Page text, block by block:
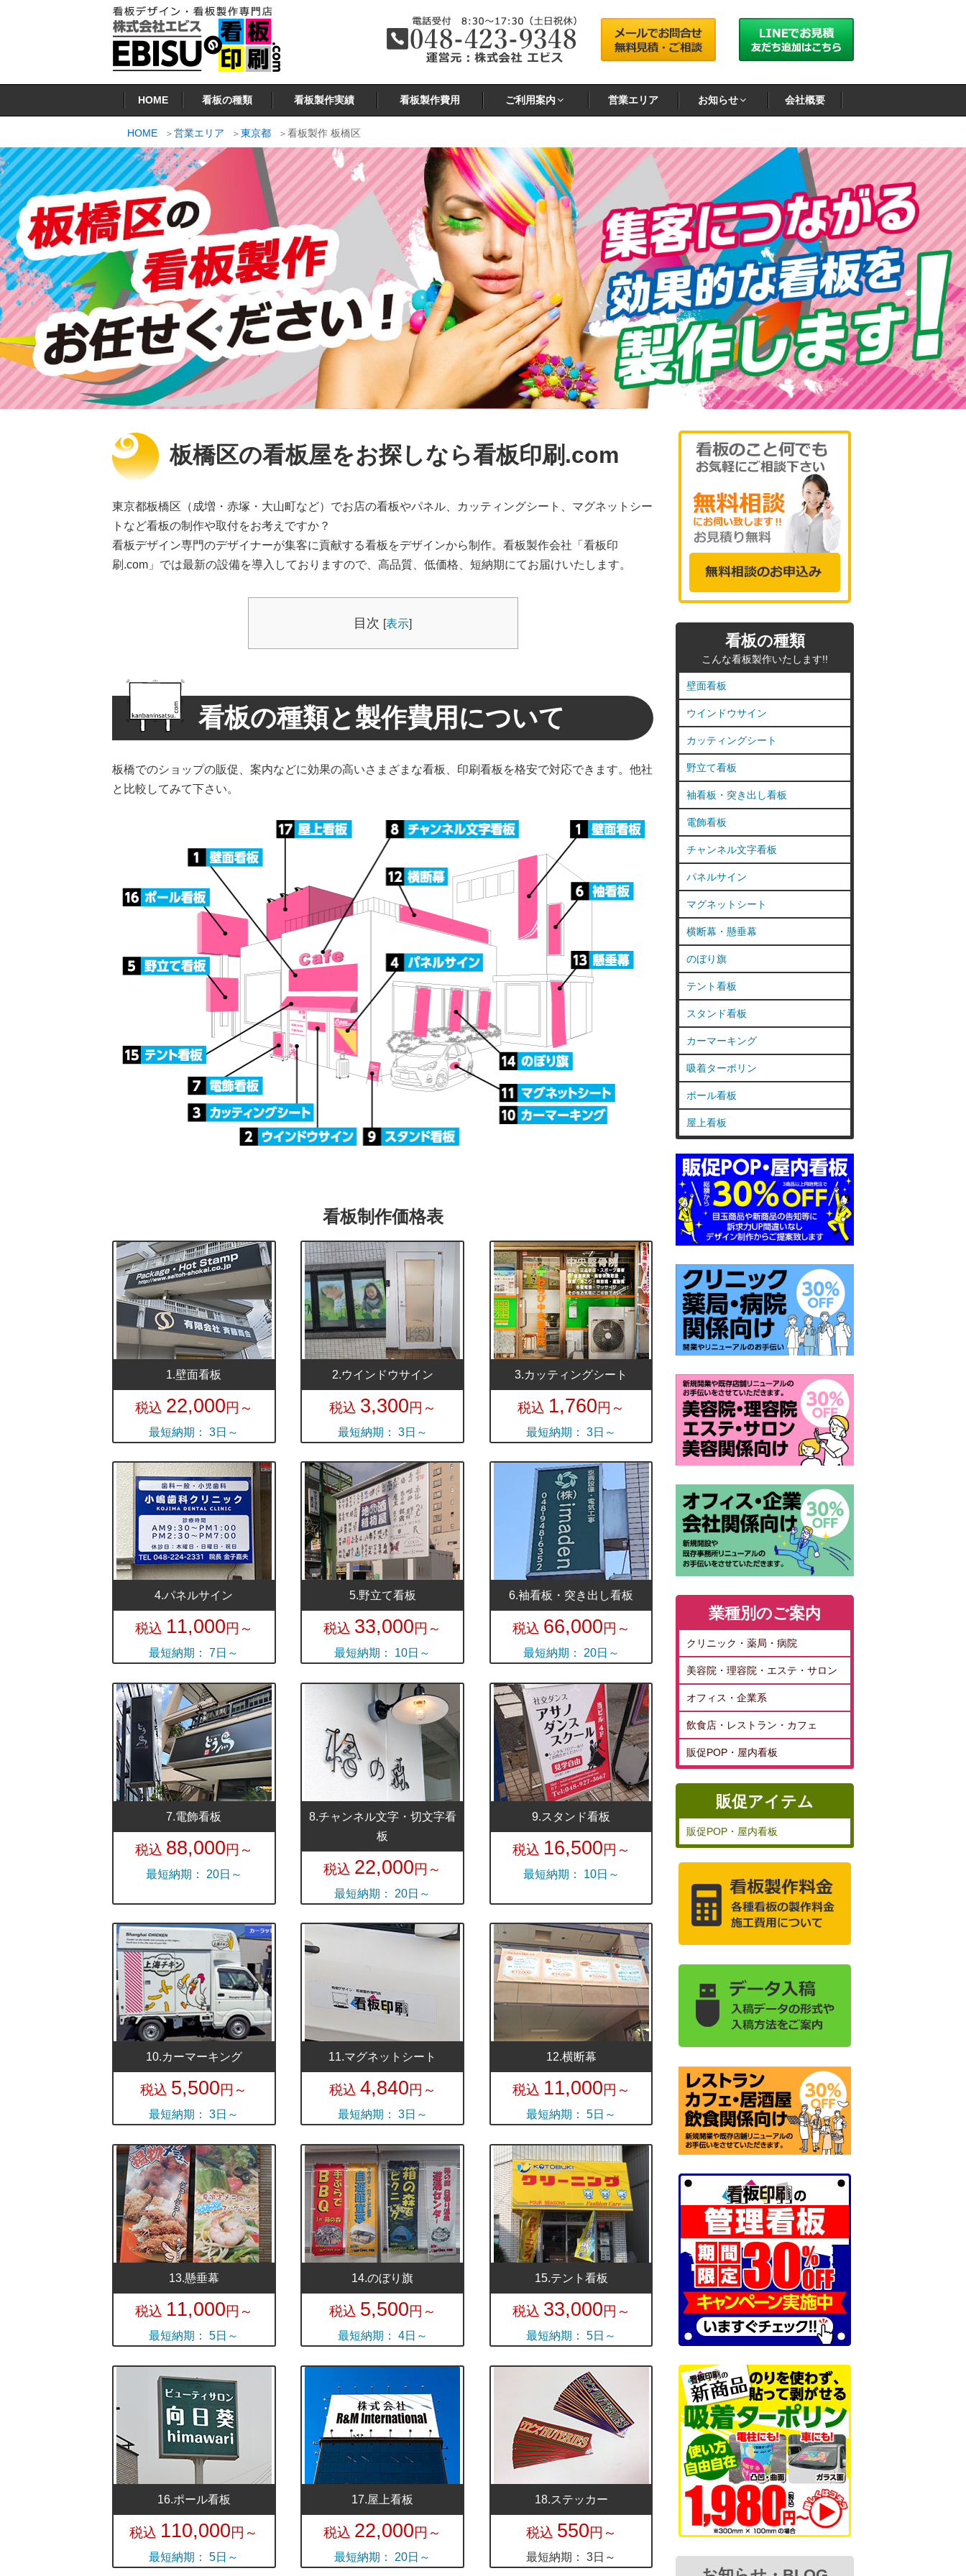
ツ
キ
ッ
プ
看板印刷.COM
HOME 看板の種類 看板製作実績 看板製作費用 ご利用案内 営業エリア お知らせ 会社概要
HOME 営業エリア 東京都 看板製作 板橋区
板橋区の看板屋をお探しなら看板印刷.com
東京都板橋区（成増・赤塚・大山町など）でお店の看板やパネル、カッティングシート、マグネットシー
トなど看板の制作や取付をお考えですか？
看板デザイン専門のデザイナーが集客に貢献する看板をデザインから制作。看板製作会社「看板印
刷.com」では最新の設備を導入しておりますので、高品質、低価格、短納期にてお届けいたします。
目次 [表示]
看板の種類と製作費用について
板橋でのショップの販促、案内などに効果の高いさまざまな看板、印刷看板を格安で対応できます。他社
と比較してみて下さい。
看板制作価格表
1.壁面看板
税込 22,000円～
最短納期： 3日～
2.ウインドウサイン
税込 3,300円～
最短納期： 3日～
3.カッティングシート
税込 1,760円～
最短納期： 3日～
4.パネルサイン
税込 11,000円～
最短納期： 7日～
5.野立て看板
税込 33,000円～
最短納期： 10日～
6.袖看板・突き出し看板
税込 66,000円～
最短納期： 20日～
7.電飾看板
税込 88,000円～
最短納期： 20日～
8.チャンネル文字・切文字看
板
税込 22,000円～
最短納期： 20日～
9.スタンド看板
税込 16,500円～
最短納期： 10日～
10.カーマーキング
税込 5,500円～
最短納期： 3日～
11.マグネットシート
税込 4,840円～
最短納期： 3日～
12.横断幕
税込 11,000円～
最短納期： 5日～
13.懸垂幕
税込 11,000円～
最短納期： 5日～
14.のぼり旗
税込 5,500円～
最短納期： 4日～
15.テント看板
税込 33,000円～
最短納期： 5日～
16.ポール看板
税込 110,000円～
最短納期： 5日～
17.屋上看板
税込 22,000円～
最短納期： 20日～
18.ステッカー
税込 550円～
最短納期： 3日～
看板の種類
こんな看板製作いたします!!
壁面看板
ウインドウサイン
カッティングシート
野立て看板
袖看板・突き出し看板
電飾看板
チャンネル文字看板
パネルサイン
マグネットシート
横断幕・懸垂幕
のぼり旗
テント看板
スタンド看板
カーマーキング
吸着ターポリン
ポール看板
屋上看板
業種別のご案内
クリニック・薬局・病院
美容院・理容院・エステ・サロン
オフィス・企業系
飲食店・レストラン・カフェ
販促POP・屋内看板
販促アイテム
販促POP・屋内看板